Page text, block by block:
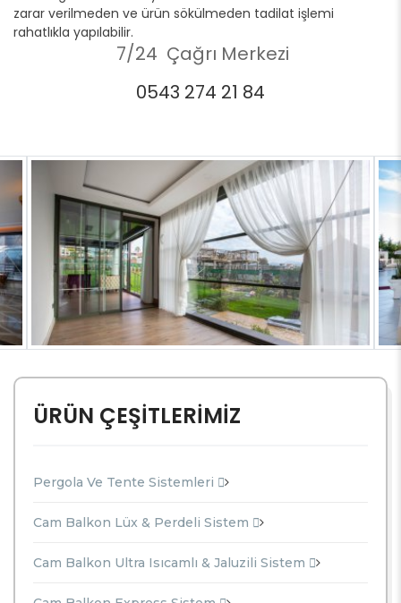
zarar verilmeden ve ürün sökülmeden tadilat işlemi
rahatlıkla yapılabilir.
7/24 Çağrı Merkezi
0543 274 21 84
ÜRÜN ÇEŞİTLERİMİZ
Pergola Ve Tente Sistemleri
Cam Balkon Lüx & Perdeli Sistem
Cam Balkon Ultra Isıcamlı & Jaluzili Sistem